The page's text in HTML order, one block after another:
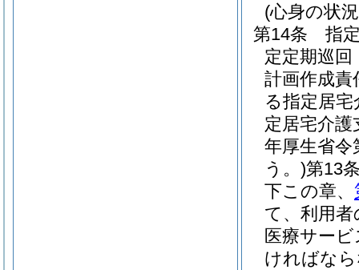
(心身の状
第14条
指
定定期巡
計画作成
る指定居
定居宅介
年厚生省令
う。)第13
下この章、
て、利用
医療サー
ければな